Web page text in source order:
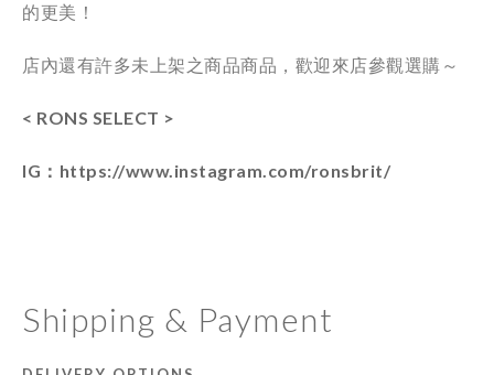
的更美！
店內還有許多未上架之商品商品，歡迎來店參觀選購～
< RONS SELECT >
IG：https://www.instagram.com/ronsbrit/
Shipping & Payment